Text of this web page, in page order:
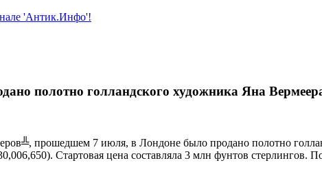
'Антик.Инфо'!
полотно голландского художника Яна
прошедшем 7 июля, в Лондоне было продано полотно
Стартовая цена составляла 3 млн фунтов стерлингов.